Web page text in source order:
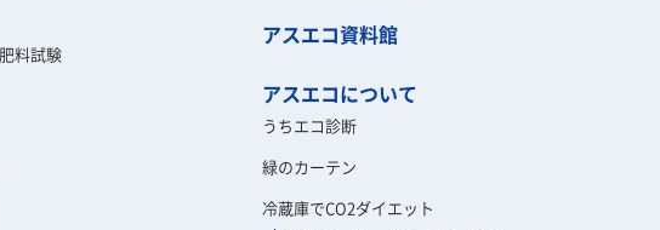
料試験
アスエコ資料館
アスエコについて
うちエコ診断
緑のカーテン
冷蔵庫でCO2ダイエット